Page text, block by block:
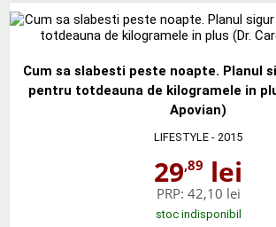
Cum sa slabesti peste noapte. Planul
pentru totdeauna de kilogramele in
Apovian)
LIFESTYLE - 2015
29,89 lei
PRP: 42,10 lei
stoc indisponibil